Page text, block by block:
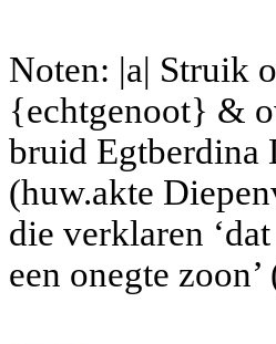
Noten: |a| Struik
{echtgenoot} &
bruid Egtberdina
(huw.akte
die verklaren
een onegte zoon’